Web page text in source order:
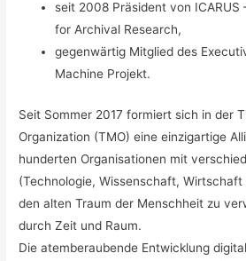
seit 2008 Präsident von
for Archival Research,
gegenwärtig Mitglied des
Machine Projekt.
Seit Sommer 2017 formiert sich in der
Organization (TMO) eine einzigartige
hunderten Organisationen mit
(Technologie, Wissenschaft,
den alten Traum der Menschheit zu
durch Zeit und Raum.
Die atemberaubende Entwicklung